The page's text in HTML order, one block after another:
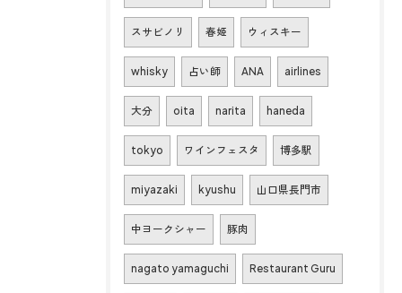
スサビノリ 春姫 ウィスキー
whisky 占い師 ANA airlines
大分 oita narita haneda
tokyo ワインフェスタ 博多駅
miyazaki kyushu 山口県長門市
中ヨークシャー 豚肉
nagato yamaguchi Restaurant Guru